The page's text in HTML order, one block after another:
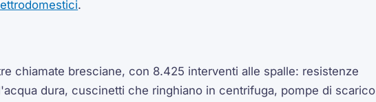
.
chiamate bresciane, con 8.425 interventi alle spalle: resistenze
dura, cuscinetti che ringhiano in centrifuga, pompe di scarico